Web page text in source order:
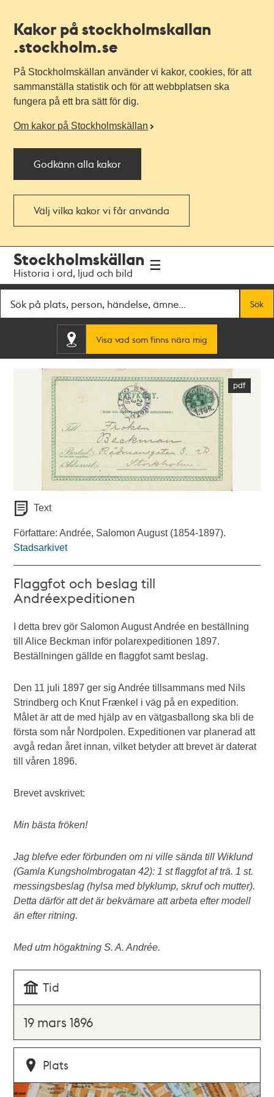
Kakor på stockholmskallan
.stockholm.se
På Stockholmskällan använder vi kakor, cookies, för att
sammanställa statistik och för att webbplatsen ska
fungera på ett bra sätt för dig.
Om kakor på Stockholmskällan
Godkänn alla kakor
Välj vilka kakor vi får använda
navigationen
huvudinnehållet
Stockholmskällan
Historia i ord, ljud och bild
Sök
Visa vad som finns nära mig
Text
Författare: Andrée, Salomon August (1854-1897).
Stadsarkivet
Flaggfot och beslag till
Andréexpeditionen
I detta brev gör Salomon August Andrée en beställning
till Alice Beckman inför polarexpeditionen 1897.
Beställningen gällde en flaggfot samt beslag.
Den 11 juli 1897 ger sig Andrée tillsammans med Nils
Strindberg och Knut Frænkel i väg på en expedition.
Målet är att de med hjälp av en vätgasballong ska bli de
första som når Nordpolen. Expeditionen var planerad att
avgå redan året innan, vilket betyder att brevet är daterat
till våren 1896.
Brevet avskrivet:
Min bästa fröken!
Jag blefve eder förbunden om ni ville sända till Wiklund
(Gamla Kungsholmbrogatan 42): 1 st flaggfot af trä. 1 st.
messingsbeslag (hylsa med blyklump, skruf och mutter).
Detta därför att det är bekvämare att arbeta efter modell
än efter ritning.
Med utm högaktning S. A. Andrée.
Tid
19 mars 1896
Plats